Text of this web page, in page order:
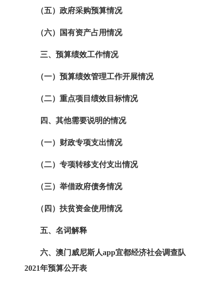
（五）政府采购预算情况
（六）国有资产占用情况
三、预算绩效工作情况
（一）预算绩效管理工作开展情况
（二）重点项目绩效目标情况
四、其他需要说明的情况
（一）财政专项支出情况
（二）专项转移支付支出情况
（三）举借政府债务情况
（四）扶贫资金使用情况
五、名词解释
六、 澳门威尼斯人app宜都经济社会调查队
2021年预算公开表